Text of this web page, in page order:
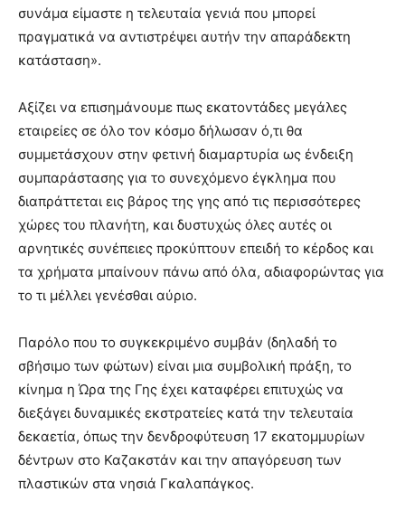
συνάμα είμαστε η τελευταία γενιά που μπορεί
πραγματικά να αντιστρέψει αυτήν την απαράδεκτη
κατάσταση».
Αξίζει να επισημάνουμε πως εκατοντάδες μεγάλες
εταιρείες σε όλο τον κόσμο δήλωσαν ό,τι θα
συμμετάσχουν στην φετινή διαμαρτυρία ως ένδειξη
συμπαράστασης για το συνεχόμενο έγκλημα που
διαπράττεται εις βάρος της γης από τις περισσότερες
χώρες του πλανήτη, και δυστυχώς όλες αυτές οι
αρνητικές συνέπειες προκύπτουν επειδή το κέρδος και
τα χρήματα μπαίνουν πάνω από όλα, αδιαφορώντας για
το τι μέλλει γενέσθαι αύριο.
Παρόλο που το συγκεκριμένο συμβάν (δηλαδή το
σβήσιμο των φώτων) είναι μια συμβολική πράξη, το
κίνημα η Ώρα της Γης έχει καταφέρει επιτυχώς να
διεξάγει δυναμικές εκστρατείες κατά την τελευταία
δεκαετία, όπως την δενδροφύτευση 17 εκατομμυρίων
δέντρων στο Καζακστάν και την απαγόρευση των
πλαστικών στα νησιά Γκαλαπάγκος.